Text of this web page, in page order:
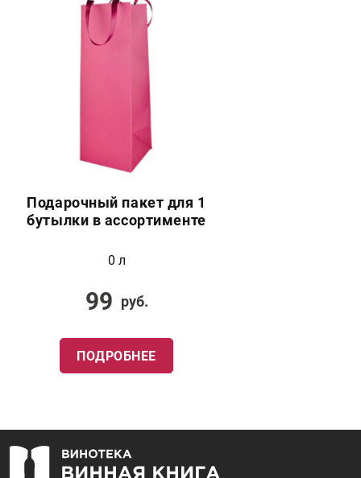
Подарочный пакет для 1
бутылки в ассортименте
0 л
99 руб.
ПОДРОБНЕЕ